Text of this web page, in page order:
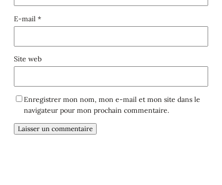
E-mail *
Site web
Enregistrer mon nom, mon e-mail et mon site dans le
navigateur pour mon prochain commentaire.